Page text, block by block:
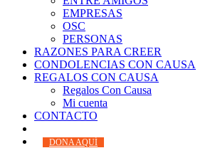
EMPRESAS
OSC
PERSONAS
RAZONES PARA CREER
CONDOLENCIAS CON CAUSA
REGALOS CON CAUSA
Regalos Con Causa
Mi cuenta
CONTACTO
DONA AQUÍ